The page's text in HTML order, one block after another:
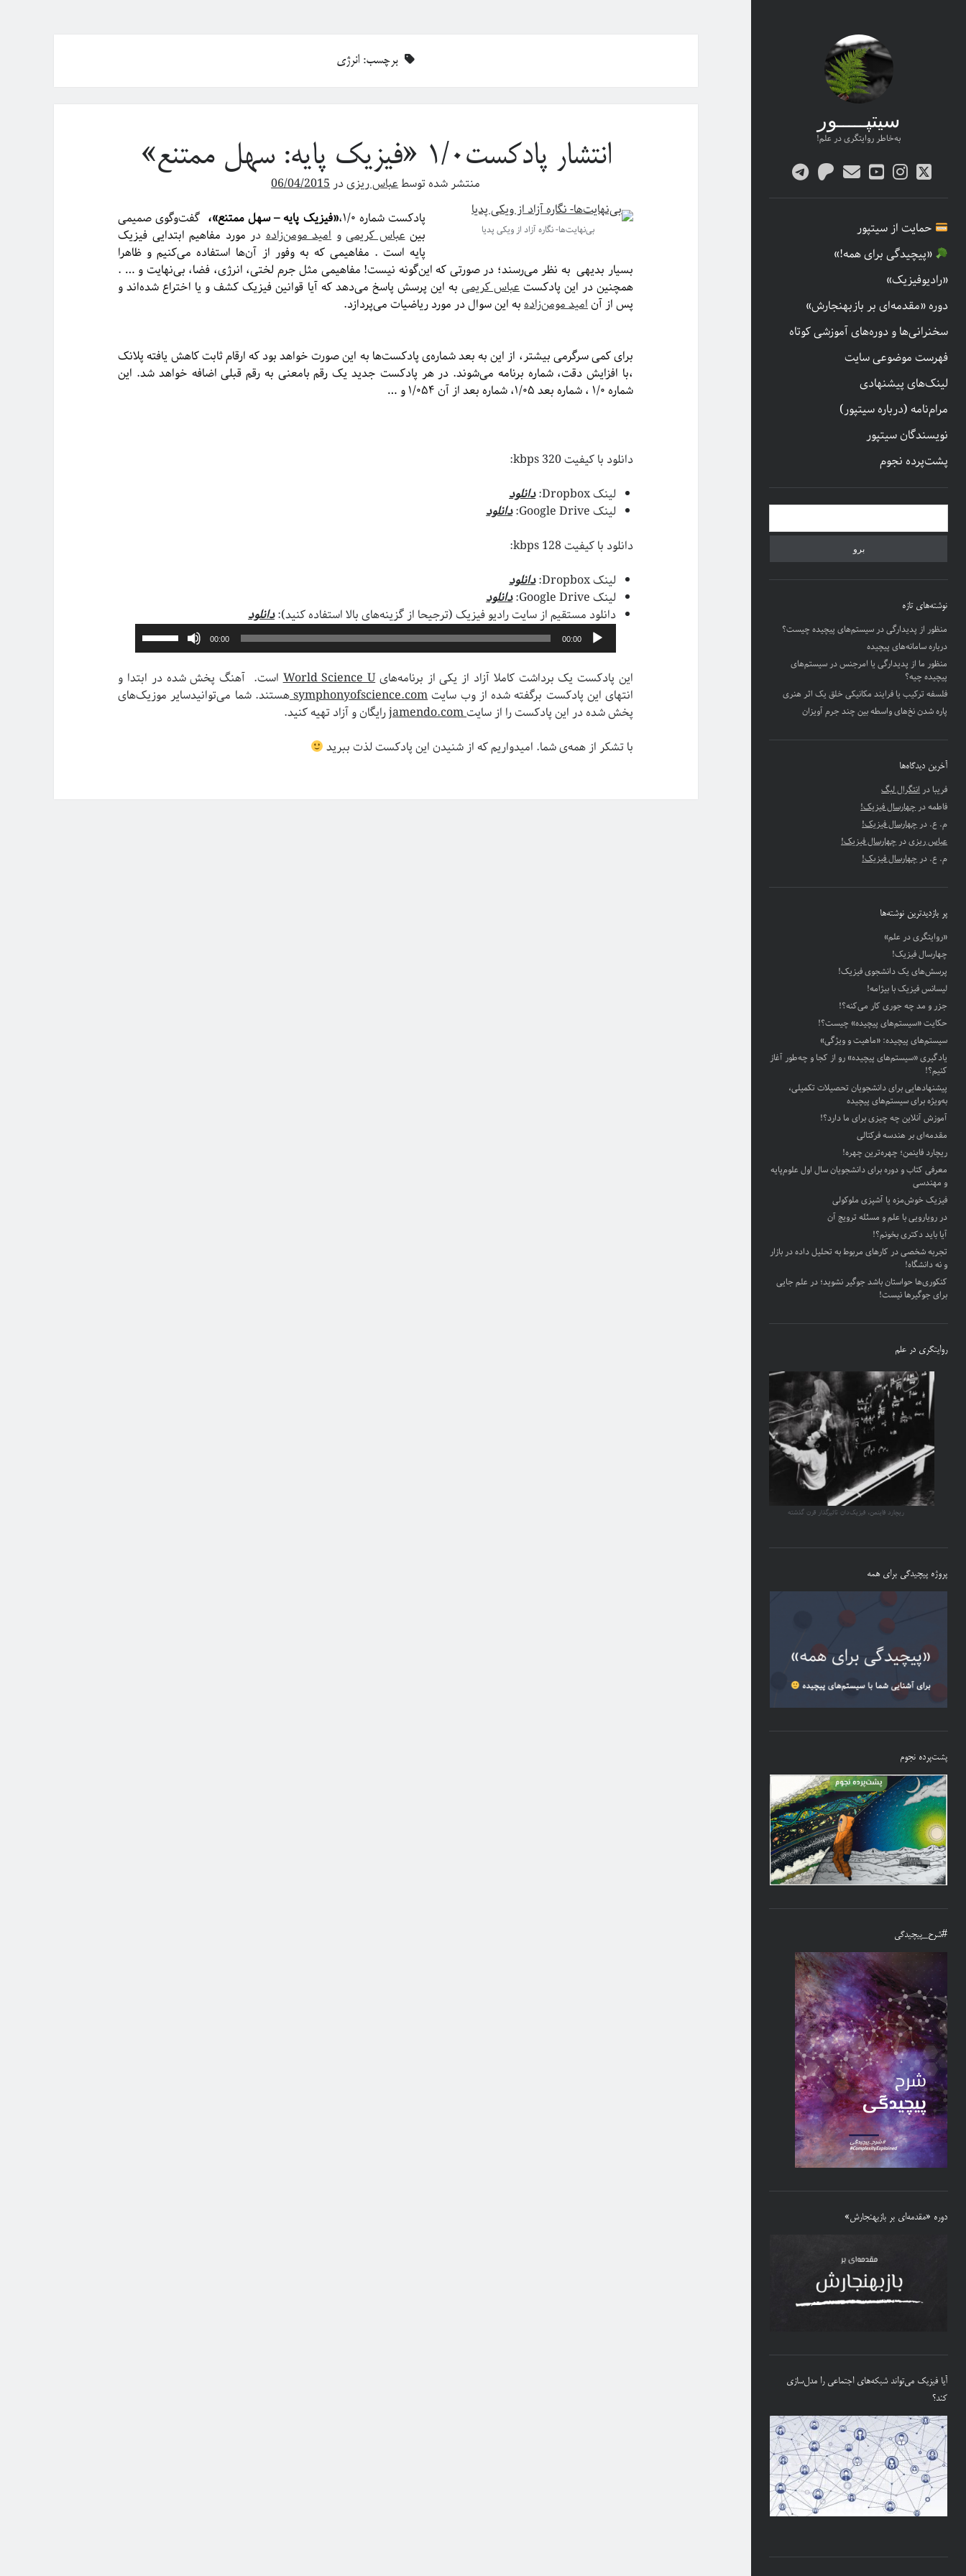
سیتپـــــور
به‌خاطر روایتگری در علم!
twitter
instagram
youtube
پستpatreon
telegram
حمایت از سیتپور
«پیچیدگی برای همه!»
«رادیوفیزیک»
دوره «مقدمه‌ای بر بازبهنجارش»
سخنرانی‌ها و دوره‌های آموزشی کوتاه
فهرست موضوعی سایت
لینک‌های پیشنهادی
مرام‌نامه (درباره سیتپور)
نویسندگان سیتپور
پشت‌پرده نجوم
نوار
کناری
نوشته‌های تازه
منظور از پدیدارگی در سیستم‌های پیچیده چیست؟
درباره سامانه‌های پیچیده
منظور ما از پدیدارگی یا امرجنس در سیستم‌های
پیچیده چیه؟
فلسفه ترکیب یا فرایند مکانیکی خلق یک اثر هنری
پاره شدن نخ‌های واسطه بین چند جرم آویزان
آخرین دیدگاه‌ها
فریبادرانتگرال لبگ
فاطمهدرچهارسال فیزیک!
م. ع.درچهارسال فیزیک!
عباس ریزیدرچهارسال فیزیک!
م. ع.درچهارسال فیزیک!
پر بازدیدترین نوشته‌ها
«روایتگری در علم»
چهارسال فیزیک!
پرسش‌های یک دانشجوی فیزیک!
لیسانس فیزیک با بیژامه!
جزر و مد چه جوری کار می‌کنه؟!
حکایت «سیستم‌های پیچیده» چیست؟!
سیستم‌های پیچیده: «ماهیت و ویژگی‌»
یادگیری «سیستم‌های پیچیده» رو از کجا و چه‌طور آغاز
کنیم؟!
پیشنهادهایی برای دانشجویان تحصیلات تکمیلی،
به‌ویژه برای سیستم‌های پیچیده
آموزش آنلاین چه چیزی برای ما دارد؟!
مقدمه‌ای بر هندسه فرکتالی
ریچارد فاینمن؛ چهره‌ترین چهره!
معرفی کتاب و دوره برای دانشجویان سال اول علوم‌پایه
و مهندسی
فیزیک خوش‌مزه یا آشپزی ملوکولی
در رویارویی با علم و مسئله ترویج آن
آیا باید دکتری بخونم؟!
تجربه شخصی در کارهای مربوط به تحلیل داده در بازار
و نه دانشگاه!
کنکوری‌ها حواستان باشد جوگیر نشوید؛ در علم جایی
برای جوگیرها نیست!
روایتگری در علم
ریچارد فاینمن، فیزیک‌دان تاثیرگذار قرن گذشته
پروژه پیچیدگی برای همه
پشت‌پرده نجوم
#شرح_پیچیدگی
دوره «مقدمه‌ای بر بازبهنجارش»
آیا فیزیک می‌تواند شبکه‌های اجتماعی را مدل‌سازی
کند؟
برچسب: انرژی
انتشار پادکست۱/۰ «فیزیک پایه: سهل ممتنع»
منتشر شده توسطعباس ریزیدر06/04/2015
بی‌نهایت‌ها- نگاره آزاد از ویکی پدیا
پادکست شماره ۱/۰، «فیزیک پایه – سهل ممتنع»، گفت‌وگوی صمیمی
بین عباس کریمیو امید مومن‌زادهدر مورد مفاهیم ابتدایی فیزیک
پایه است . مفاهیمی که به وفور از آن‌ها استفاده می‌کنیم و ظاهرا
بسیار بدیهی به نظر می‌رسند؛ در صورتی که این‌گونه نیست! مفاهیمی مثل جرم لختی، انرژی، فضا، بی‌نهایت و … .
همچنین در این پادکستعباس کریمی به این پرسش پاسخ می‌دهد که آیا قوانین فیزیک کشف و یا اختراع شده‌اند و
پس از آنامید مومن‌زادهبه این سوال در مورد ریاضیات می‌پردازد.
برای کمی سرگرمی بیشتر، از این به بعد شماره‌ی پادکست‌ها به این صورت خواهد بود که ارقام ثابت کاهش یافته پلانک
،با افزایش دقت، شماره برنامه می‌شوند. در هر پادکست جدید یک رقم بامعنی به رقم قبلی اضافه خواهد شد. این
شماره ۱/۰ ، شماره بعد ۱/۰۵، شماره بعد از آن ۱/۰۵۴ و …
دانلود با کیفیت 320 kbps:
لینک Dropbox:
دانلود
لینک Google Drive:
دانلود
دانلود با کیفیت 128 kbps:
لینک Dropbox:
دانلود
لینک Google Drive:
دانلود
دانلود مستقیم از سایت رادیو فیزیک (ترجیحا از گزینه‌های بالا استفاده کنید):دانلودپخش‌کننده
صوت
00:00
00:00
کاهش
صدا
این پادکست یک برداشت کاملا آزاد از یکی از برنامه‌هایWorld Science Uاست. آهنگ پخش شده در ابتدا و
انتهای این پادکست برگفته شده از وب سایتsymphonyofscience.comهستند. شما می‌توانیدسایر موزیک‌های
پخش شده در این پادکست را از سایتjamendo.com
رایگان و آزاد تهیه کنید.
با تشکر از همه‌ی شما. امیدواریم که از شنیدن این پادکست لذت ببرید